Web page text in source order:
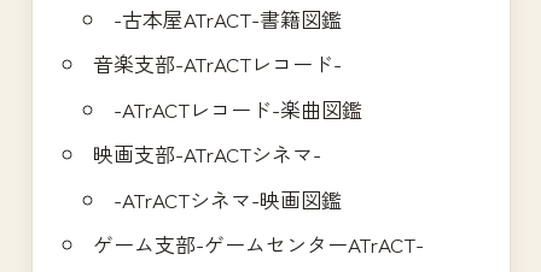
-古本屋ATrACT-書籍図鑑
音楽支部-ATrACTレコード-
-ATrACTレコード-楽曲図鑑
映画支部-ATrACTシネマ-
-ATrACTシネマ-映画図鑑
ゲーム支部-ゲームセンターATrACT-